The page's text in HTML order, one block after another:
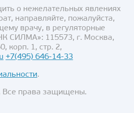
о нежелательных явлениях
направляйте, пожалуйста,
врачу, в регуляторные
СИЛМА»: 115573, г. Москва,
корп. 1, стр. 2,
+7(495) 646-14-33
.
права защищены.